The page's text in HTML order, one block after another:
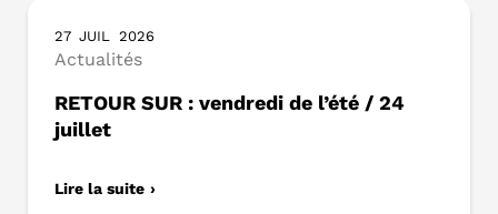
27 JUIL 2026
Actualités
RETOUR SUR : vendredi de l’été / 24
juillet
Lire la suite